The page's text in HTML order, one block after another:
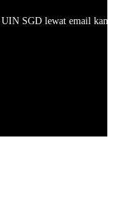
UIN SGD lewat email